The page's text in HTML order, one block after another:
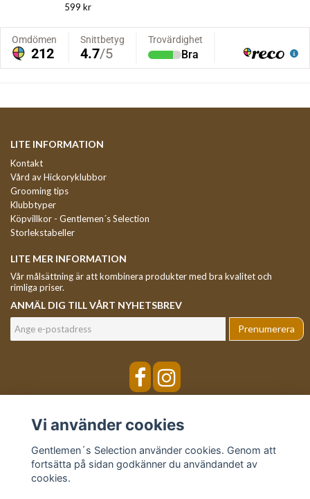
599 kr
LITE INFORMATION
Kontakt
Vård av Hickoryklubbor
Grooming tips
Klubbtyper
Köpvillkor - Gentlemen´s Selection
Storlekstabeller
LITE MER INFORMATION
Vår målsättning är att kombinera produkter med bra kvalitet och
rimliga priser.
ANMÄL DIG TILL VÅRT NYHETSBREV
Prenumerera
Vi använder cookies
Gentlemen´s Selection använder cookies. Genom att
fortsätta på sidan godkänner du användandet av
cookies.